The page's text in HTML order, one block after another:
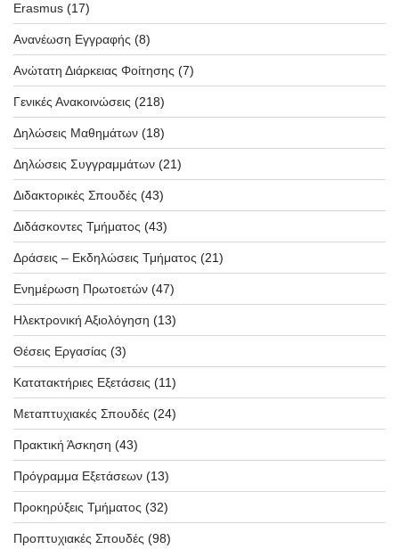
Erasmus (17)
Ανανέωση Εγγραφής (8)
Ανώτατη Διάρκειας Φοίτησης (7)
Γενικές Ανακοινώσεις (218)
Δηλώσεις Μαθημάτων (18)
Δηλώσεις Συγγραμμάτων (21)
Διδακτορικές Σπουδές (43)
Διδάσκοντες Τμήματος (43)
Δράσεις – Εκδηλώσεις Τμήματος (21)
Ενημέρωση Πρωτοετών (47)
Ηλεκτρονική Αξιολόγηση (13)
Θέσεις Εργασίας (3)
Κατατακτήριες Εξετάσεις (11)
Μεταπτυχιακές Σπουδές (24)
Πρακτική Άσκηση (43)
Πρόγραμμα Εξετάσεων (13)
Προκηρύξεις Τμήματος (32)
Προπτυχιακές Σπουδές (98)